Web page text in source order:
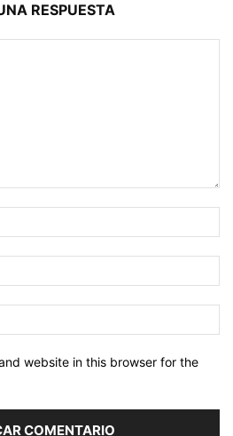
RESPUESTA
website in this browser for the